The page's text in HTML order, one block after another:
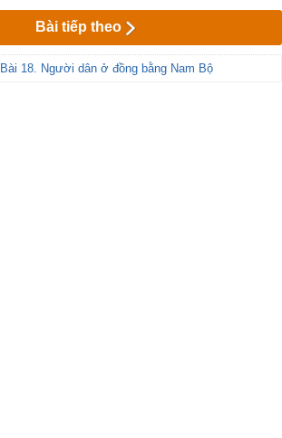
Bài tiếp theo
Bài 18. Người dân ở đồng bằng Nam Bộ